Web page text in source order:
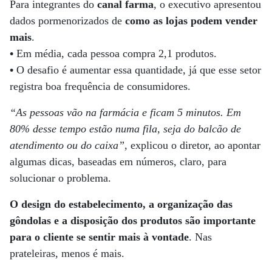
Para integrantes do canal farma, o executivo apresentou
dados pormenorizados de como as lojas podem vender
mais.
• Em média, cada pessoa compra 2,1 produtos.
• O desafio é aumentar essa quantidade, já que esse setor
registra boa frequência de consumidores.
“As pessoas vão na farmácia e ficam 5 minutos. Em
80% desse tempo estão numa fila, seja do balcão de
atendimento ou do caixa”, explicou o diretor, ao apontar
algumas dicas, baseadas em números, claro, para
solucionar o problema.
O design do estabelecimento, a organização das
gôndolas e a disposição dos produtos são importante
para o cliente se sentir mais à vontade. Nas
prateleiras, menos é mais.